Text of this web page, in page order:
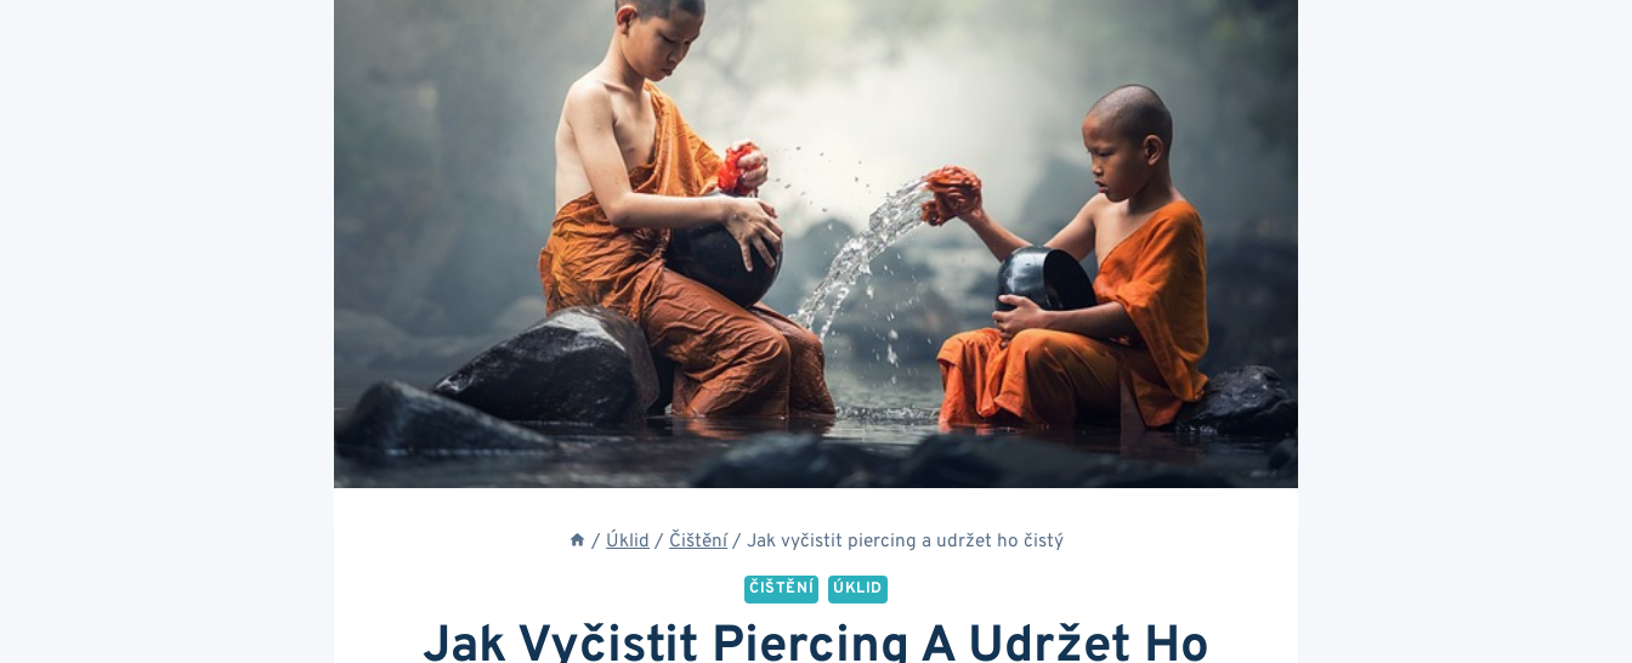
/ Úklid / Čištění / Jak vyčistit piercing a udržet ho čistý
ČIŠTĚNÍ ÚKLID
Jak Vyčistit Piercing A Udržet Ho